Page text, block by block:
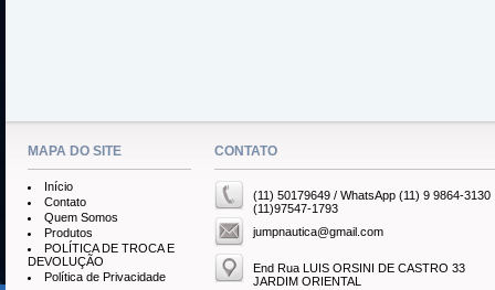
MAPA DO SITE
Início
Contato
Quem Somos
Produtos
POLÍTICA DE TROCA E
DEVOLUÇÃO
Política de Privacidade
CONTATO
(11) 50179649 / WhatsApp (11) 9 9864-3130
(11)97547-1793
jumpnautica@gmail.com
End Rua LUIS ORSINI DE CASTRO 33
JARDIM ORIENTAL